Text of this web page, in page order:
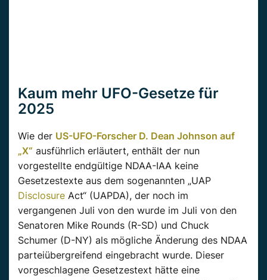
Kaum mehr UFO-Gesetze für
2025
Wie der US-UFO-Forscher D. Dean Johnson auf
„X“ ausführlich erläutert, enthält der nun
vorgestellte endgültige NDAA-IAA keine
Gesetzestexte aus dem sogenannten „UAP
Disclosure Act“ (UAPDA), der noch im
vergangenen Juli von den wurde im Juli von den
Senatoren Mike Rounds (R-SD) und Chuck
Schumer (D-NY) als mögliche Änderung des NDAA
parteiübergreifend eingebracht wurde. Dieser
vorgeschlagene Gesetzestext hätte eine